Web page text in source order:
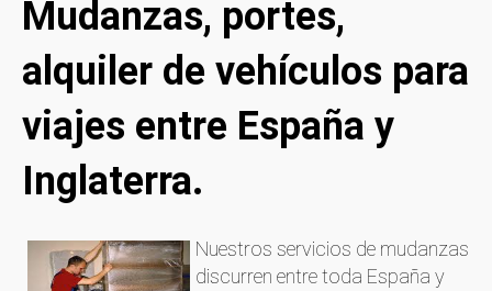
Mudanzas, portes,
alquiler de vehículos para
viajes entre España y
Inglaterra.
Nuestros servicios de mudanzas
discurren entre toda España y